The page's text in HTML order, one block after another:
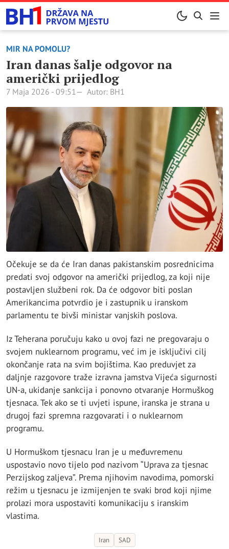
MIR NA POMOLU?
Iran danas šalje odgovor na
američki prijedlog
7 Maja 2026 - 09:51 Autor: BH1
Očekuje se da će Iran danas pakistanskim posrednicima
predati svoj odgovor na američki prijedlog, za koji nije
postavljen službeni rok. Da će odgovor biti poslan
Amerikancima potvrdio je i zastupnik u iranskom
parlamentu te bivši ministar vanjskih poslova.
Iz Teherana poručuju kako u ovoj fazi ne pregovaraju o
svojem nuklearnom programu, već im je isključivi cilj
okončanje rata na svim bojištima. Kao preduvjet za
daljnje razgovore traže izravna jamstva Vijeća sigurnosti
UN-a, ukidanje sankcija i ponovno otvaranje Hormuškog
tjesnaca. Tek ako se ti uvjeti ispune, iranska je strana u
drugoj fazi spremna razgovarati i o nuklearnom
programu.
U Hormuškom tjesnacu Iran je u međuvremenu
uspostavio novo tijelo pod nazivom “Uprava za tjesnac
Perzijskog zaljeva”. Prema njihovim navodima, pomorski
režim u tjesnacu je izmijenjen te svaki brod koji njime
prolazi mora uspostaviti komunikaciju s iranskim
vlastima.
Iran SAD